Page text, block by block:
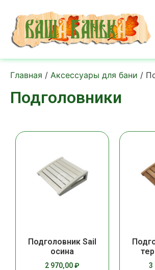
Главная / Аксессуары для бани /
Подголовники
Подголовник Sail
осина
2 970,00₽ 3